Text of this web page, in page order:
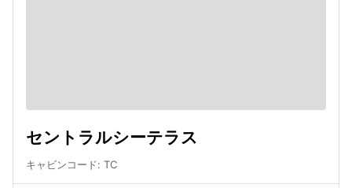
セントラルシーテラス
キャビンコード: TC